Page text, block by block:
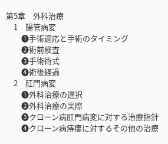
第5章 外科治療
1 腸管病変
❶手術適応と手術のタイミング
❷術前検査
❸手術術式
❹術後経過
2 肛門病変
❶外科治療の選択
❷外科治療の実際
❸クローン病肛門病変に対する治療指針
❹クローン病痔瘻に対するその他の治療